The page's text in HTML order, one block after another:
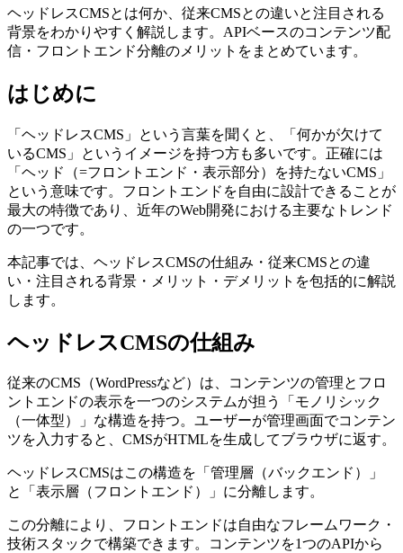
ヘッドレスCMSとは何か、従来CMSとの違いと注目される
背景をわかりやすく解説します。APIベースのコンテンツ配
信・フロントエンド分離のメリットをまとめています。
はじめに
「ヘッドレスCMS」という言葉を聞くと、「何かが欠けて
いるCMS」というイメージを持つ方も多いです。正確には
「ヘッド（=フロントエンド・表示部分）を持たないCMS」
という意味です。フロントエンドを自由に設計できることが
最大の特徴であり、近年のWeb開発における主要なトレンド
の一つです。
本記事では、ヘッドレスCMSの仕組み・従来CMSとの違
い・注目される背景・メリット・デメリットを包括的に解説
します。
ヘッドレスCMSの仕組み
従来のCMS（WordPressなど）は、コンテンツの管理とフロ
ントエンドの表示を一つのシステムが担う「モノリシック
（一体型）」な構造を持つ。ユーザーが管理画面でコンテン
ツを入力すると、CMSがHTMLを生成してブラウザに返す。
ヘッドレスCMSはこの構造を「管理層（バックエンド）」
と「表示層（フロントエンド）」に分離します。
この分離により、フロントエンドは自由なフレームワーク・
技術スタックで構築できます。コンテンツを1つのAPIから